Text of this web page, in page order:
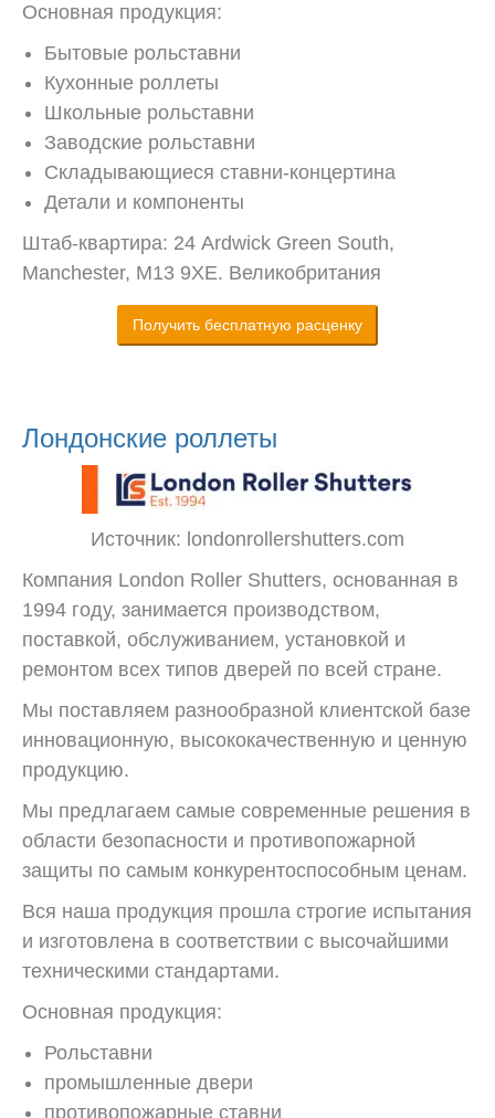
Основная продукция:
Бытовые рольставни
Кухонные роллеты
Школьные рольставни
Заводские рольставни
Складывающиеся ставни-концертина
Детали и компоненты
Штаб-квартира: 24 Ardwick Green South,
Manchester, M13 9XE. Великобритания
Получить бесплатную расценку
Лондонские роллеты
Источник: londonrollershutters.com
Компания London Roller Shutters, основанная в
1994 году, занимается производством,
поставкой, обслуживанием, установкой и
ремонтом всех типов дверей по всей стране.
Мы поставляем разнообразной клиентской базе
инновационную, высококачественную и ценную
продукцию.
Мы предлагаем самые современные решения в
области безопасности и противопожарной
защиты по самым конкурентоспособным ценам.
Вся наша продукция прошла строгие испытания
и изготовлена в соответствии с высочайшими
техническими стандартами.
Основная продукция:
Рольставни
промышленные двери
противопожарные ставни